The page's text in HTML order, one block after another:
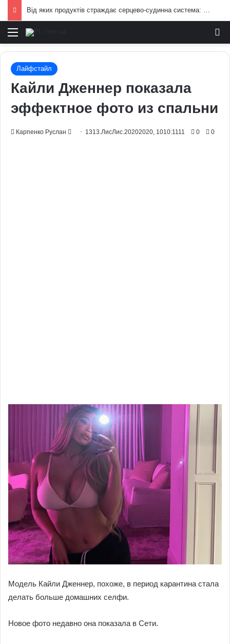
Від яких продуктів страждає серцево-судинна система: попередження лікарів
Меню
Лайфстайл
Кайли Дженнер показала
эффектное фото из спальни
Карпенко Руслан
Send 1313.ЛисЛис.20202020, 1010:1111 0 0
Модель Кайли Дженнер, похоже, в период карантина стала
делать больше домашних селфи.
Новое фото недавно она показала в Сети.